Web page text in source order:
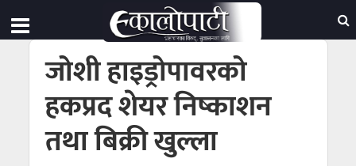
जोशी हाइड्रोपावरको
हकप्रद शेयर निष्काशन
तथा बिक्री खुल्ला